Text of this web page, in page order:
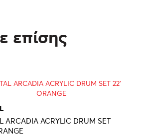
επίσης
ARCADIA ACRYLIC DRUM SET